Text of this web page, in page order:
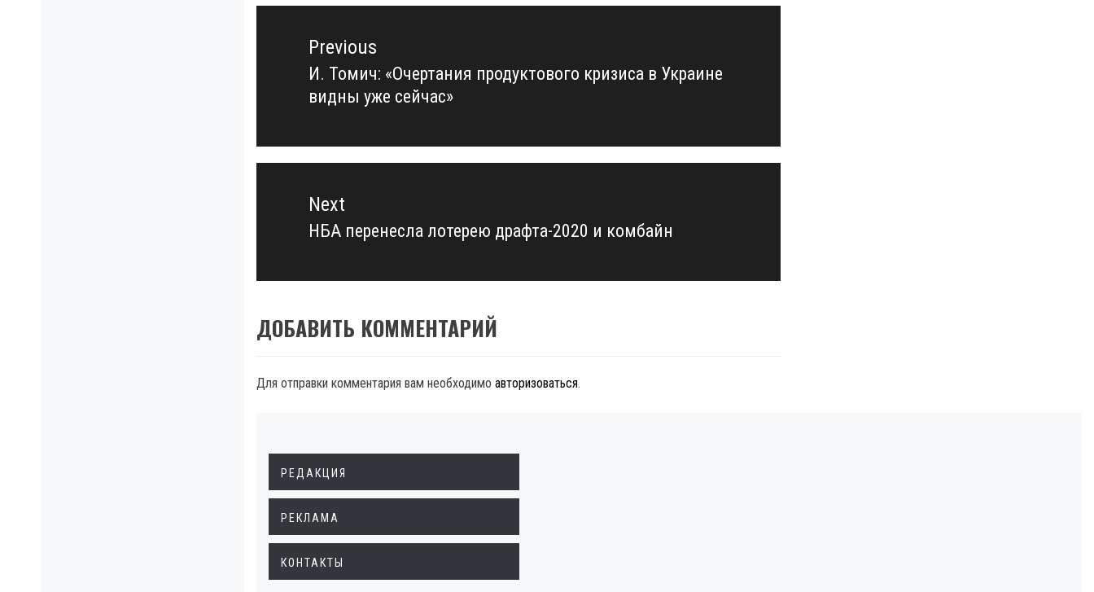
Навигация
записямPrevious
Previous
post:
И. Томич: «Очертания продуктового кризиса в Украине
видны уже сейчас»
Next
Next
НБА перенесла лотерею драфта-2020 и комбайн
ДОБАВИТЬ КОММЕНТАРИЙ
Для отправки комментария вам необходимо авторизоваться.
РЕДАКЦИЯ
РЕКЛАМА
КОНТАКТЫ